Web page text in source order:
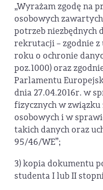
„Wyrażam zgodę na
osobowych
potrzeb niezbędnych
rekrutacji – zgodnie z
roku o ochronie
poz.1000) oraz
Parlamentu
dnia 27.04.2016r. w
fizycznych w
osobowych i w
takich danych oraz
95/46/WE”;
3) kopia dokumentu
studenta I lub II